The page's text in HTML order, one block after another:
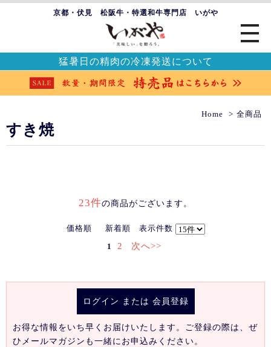
京都・伏見 松阪牛・特選和牛専門店 いがや
猛暑日の精肉の冷凍発送について
Home 全商品
すき焼
23件の商品がございます。
価格順 新着順 表示件数
1 2 次へ>>
ログイン または 会員登録
お得な情報をいち早くお届けいたします。ご登録の際は、ぜ
ひメールマガジンも一緒にお申込みください。